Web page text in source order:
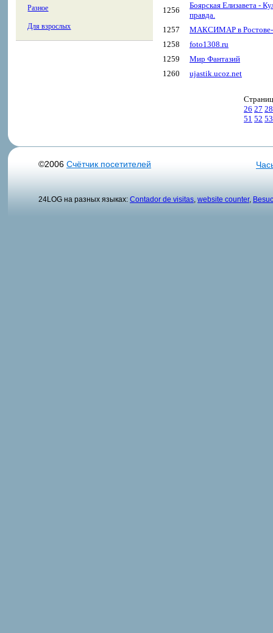
Разное
Для взрослых
1256
Боярская Елизавета -
правда.
1257
МАКСИМАР в
1258
foto1308.ru
1259
Мир Фантазий
1260
ujastik.ucoz.net
26 27 28
51 52 53
©2006 Счётчик посетителей
24LOG на разных языках: Contador de visitas website counter,